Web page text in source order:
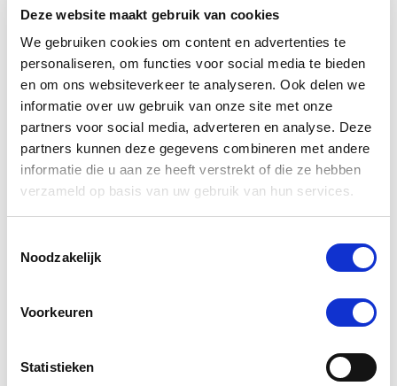
Deze website maakt gebruik van cookies
We gebruiken cookies om content en advertenties te
personaliseren, om functies voor social media te bieden
en om ons websiteverkeer te analyseren. Ook delen we
informatie over uw gebruik van onze site met onze
partners voor social media, adverteren en analyse. Deze
partners kunnen deze gegevens combineren met andere
informatie die u aan ze heeft verstrekt of die ze hebben
verzameld op basis van uw gebruik van hun services.
Noodzakelijk
Voorkeuren
Statistieken
3.8
star
8 Beoordelingen